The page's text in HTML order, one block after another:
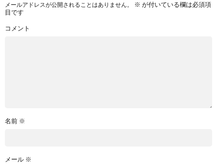
メールアドレスが公開されることはありません。 ※ が付いている欄は必須項
目です
コメント
名前 ※
メール ※